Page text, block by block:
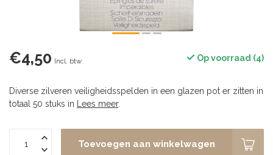
€4,50 Incl. btw Op voorraad (4)
Diverse zilveren veiligheidsspelden in een glazen pot er zitten in
totaal 50 stuks in
Lees meer.
Toevoegen aan winkelwagen